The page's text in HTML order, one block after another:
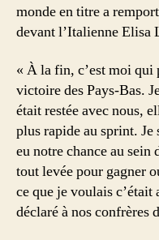
monde en titre a
devant l’Italienne Elisa
« À la fin, c’est moi qui
victoire des Pays-Bas.
était restée avec nous,
plus rapide au sprint. Je
eu notre chance au sein
tout levée pour gagner
ce que je voulais
déclaré à nos confrères